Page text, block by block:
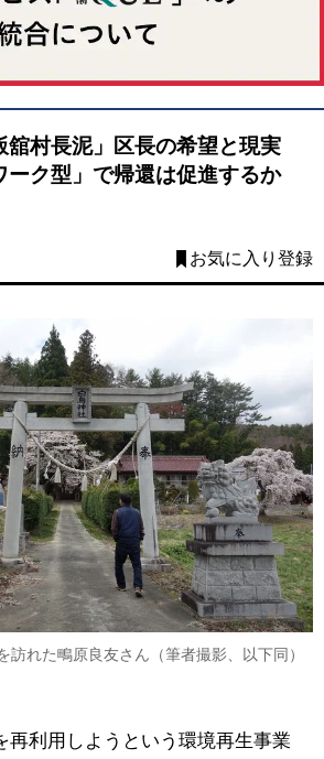
舘村長泥」区長の希望と現実
ーク型」で帰還は促進するか
お気に入り登録
訪れた鴫原良友さん（筆者撮影、以下同）
利用しようという環境再生事業